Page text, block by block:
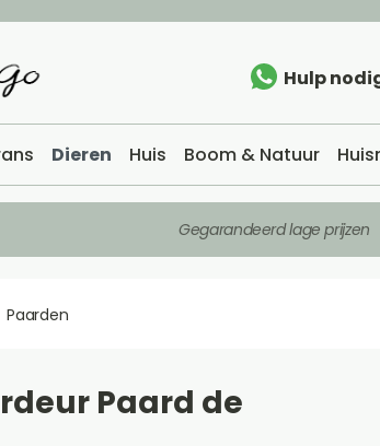
Hulp
Dieren Huis Boom & Natuur
Gegarandeerd lage prijzen
Paarden
Paard de